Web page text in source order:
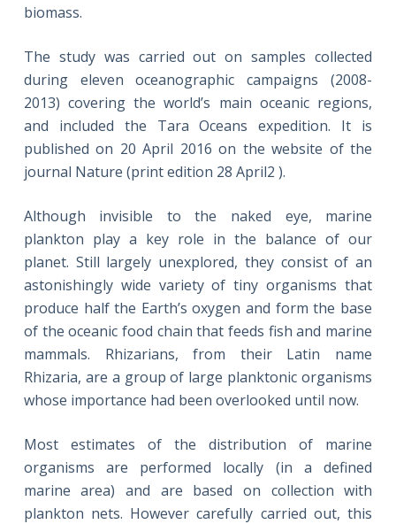
biomass.
The study was carried out on samples collected
during eleven oceanographic campaigns (2008-
2013) covering the world’s main oceanic regions,
and included the Tara Oceans expedition. It is
published on 20 April 2016 on the website of the
journal Nature (print edition 28 April2 ).
Although invisible to the naked eye, marine
plankton play a key role in the balance of our
planet. Still largely unexplored, they consist of an
astonishingly wide variety of tiny organisms that
produce half the Earth’s oxygen and form the base
of the oceanic food chain that feeds fish and marine
mammals. Rhizarians, from their Latin name
Rhizaria, are a group of large planktonic organisms
whose importance had been overlooked until now.
Most estimates of the distribution of marine
organisms are performed locally (in a defined
marine area) and are based on collection with
plankton nets. However carefully carried out, this